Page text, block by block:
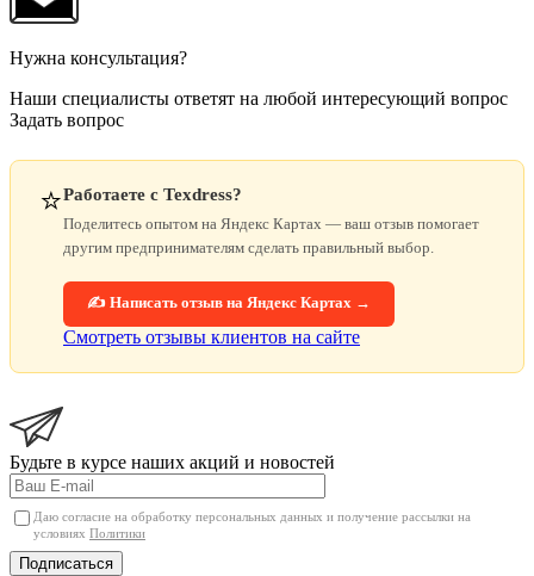
Нужна консультация?
Наши специалисты ответят на любой интересующий вопрос
Задать вопрос
⭐Работаете с Texdress?
Поделитесь опытом на Яндекс Картах — ваш отзыв помогает
другим предпринимателям сделать правильный выбор.
✍️ Написать отзыв на Яндекс Картах →
Смотреть отзывы клиентов на сайте
Будьте в курсе наших акций и новостей
Даю согласие на обработку персональных данных и получение рассылки на
условиях Политики
Подписаться